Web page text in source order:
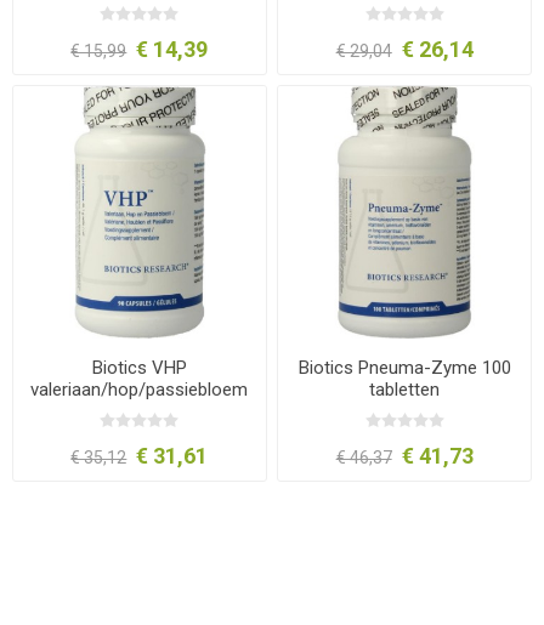
€ 15,99 € 14,39 € 29,04 € 26,14
Biotics VHP
valeriaan/hop/passiebloem
90 capsules
€ 35,12 € 31,61
Biotics Pneuma-Zyme 100
tabletten
€ 46,37 € 41,73